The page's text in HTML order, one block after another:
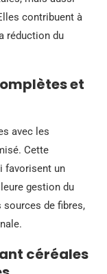
contribuent à
réduction du
et
avec les
Cette
favorisent un
gestion du
de fibres,
céréales